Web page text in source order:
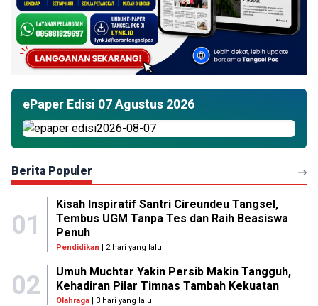
ePaper Edisi 07 Agustus 2026
Berita Populer
01
Kisah Inspiratif Santri Cireundeu Tangsel,
Tembus UGM Tanpa Tes dan Raih Beasiswa
Penuh
Pendidikan | 2 hari yang lalu
02
Umuh Muchtar Yakin Persib Makin Tangguh,
Kehadiran Pilar Timnas Tambah Kekuatan
Olahraga| 3 hari yang lalu